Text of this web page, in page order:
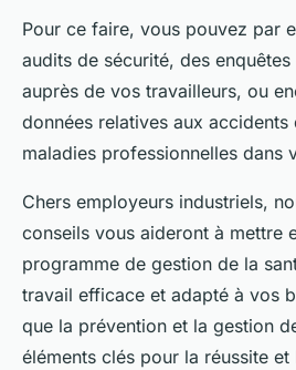
Pour ce faire, vous pouvez par
audits de sécurité, des
auprès de vos travailleurs, ou
données relatives aux accidents
maladies professionnelles dans
Chers employeurs industriels,
conseils vous aideront à mettre
programme de gestion de la
travail efficace et adapté à vos
que la prévention et la gestion
éléments clés pour la réussite